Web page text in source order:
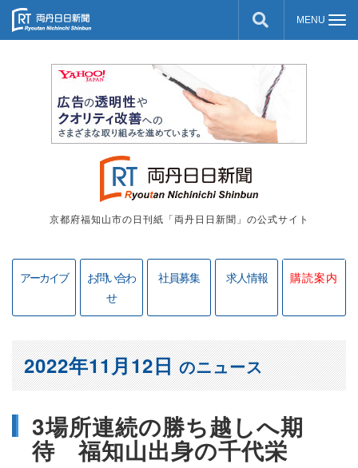
京都府福知山市の日刊紙「両丹日日新聞」の公式サイト
アーカイブ
お問い合わ
せ
社員募集 求人情報 購読案内
3場所連続の勝ち越しへ期
待 福知山出身の千代栄
2022年11月12日のニュース